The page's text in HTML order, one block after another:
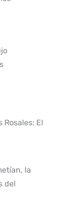
Rosales: El
la
del